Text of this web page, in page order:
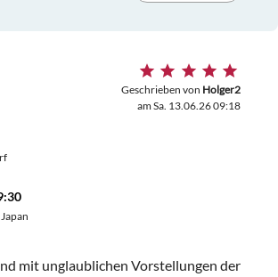
Geschrieben von Holger2
am Sa. 13.06.26 09:18
mit unglaublichen Vorstellungen der